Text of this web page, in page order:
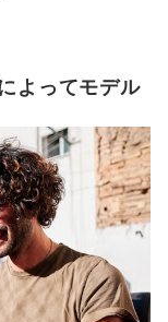
よってモデル